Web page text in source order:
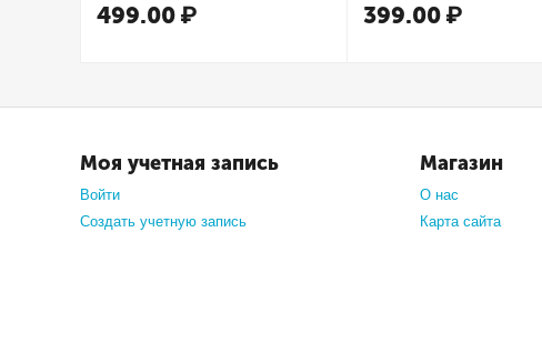
499.00 ₽ 399.00 ₽
Моя учетная запись
Войти
Создать учетную запись
Магазин
О нас
Карта сайта